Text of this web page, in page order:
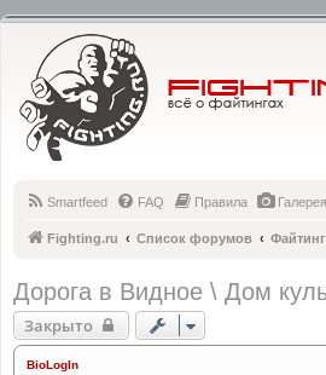
Smartfeed FAQ Правила Галерея
Fighting.ru Список форумов
Дорога в Видное \ Дом
Закрыто
BioLogIn